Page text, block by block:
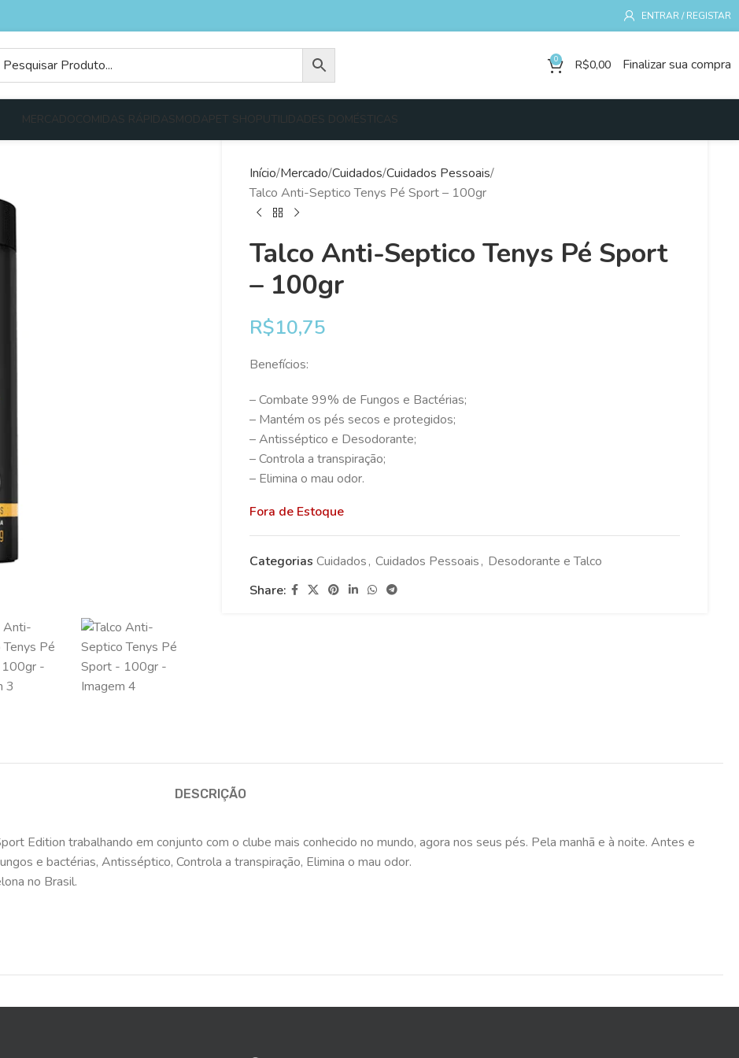
ENTRAR / REGISTAR
0 R$0,00 Finalizar sua compra
MERCADO COMIDAS RÁPIDAS MODAPET SHOP UTILIDADES DOMÉSTICAS
Início Mercado Cuidados Cuidados Pessoais
Talco Anti-Septico Tenys Pé Sport – 100gr
Talco Anti-Septico Tenys Pé Sport
– 100gr
R$10,75
Benefícios:
– Combate 99% de Fungos e Bactérias;
– Mantém os pés secos e protegidos;
– Antisséptico e Desodorante;
– Controla a transpiração;
– Elimina o mau odor.
Fora de Estoque
Categorias Cuidados, Cuidados Pessoais, Desodorante e Talco
Share:
DESCRIÇÃO
Edition trabalhando em conjunto com o clube mais conhecido no mundo, agora nos seus pés. Pela manhã e à noite. Antes e
e bactérias, Antisséptico, Controla a transpiração, Elimina o mau odor.
no Brasil.